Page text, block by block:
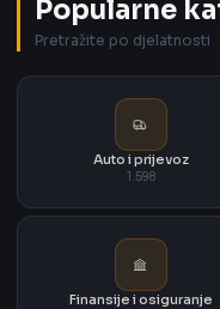
Popularne
Pretražite po djelatnosti
Auto i prijevoz
1.598
Finansije i osiguranje